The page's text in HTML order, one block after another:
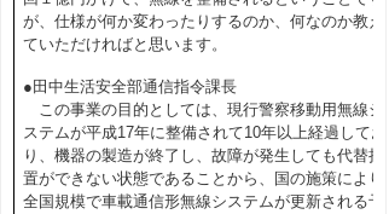
が、仕様が何か変わったりするのか、何なのか教え
ていただければと思います。
●田中生活安全部通信指令課長
この事業の目的としては、現行警察移動用無線シ
ステムが平成17年に整備されて10年以上経過してお
り、機器の製造が終了し、故障が発生しても代替措
置ができない状態であることから、国の施策により
全国規模で車載通信形無線システムが更新される予